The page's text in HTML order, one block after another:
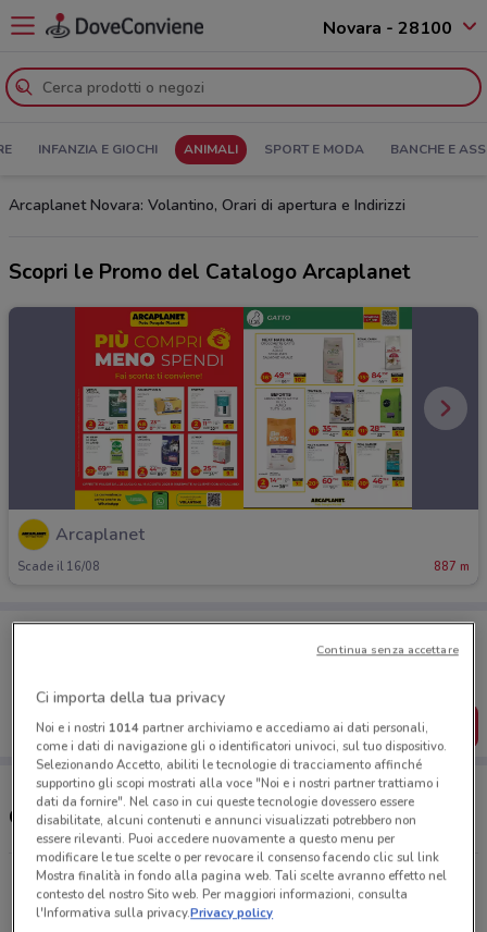
Novara - 28100
INFANZIA E GIOCHI ANIMALI SPORT E MODA BANCHE E
Arcaplanet Novara: Volantino, Orari di apertura e Indirizzi
Scopri le Promo del Catalogo Arcaplanet
Arcaplanet
Scade il 16/08 887 m
Porta DoveConviene sempre con te!
Puoi trovare le migliori offerte dei negozi vicino a te,
SCARICA L’APP
Orari e Negozi Arcaplanet
Via Gnifetti, 64 Novara
886 m
APERTO
Ci importa della tua privacy
Noi e i nostri 1014partner archiviamo e accediamo ai dati personali,
come i dati di navigazione gli o identificatori univoci, sul tuo dispositivo.
Selezionando Accetto, abiliti le tecnologie di tracciamento affinché
supportino gli scopi mostrati alla voce "Noi e i nostri partner trattiamo i
dati da fornire". Nel caso in cui queste tecnologie dovessero essere
disabilitate, alcuni contenuti e annunci visualizzati potrebbero non
essere rilevanti. Puoi accedere nuovamente a questo menu per
modificare le tue scelte o per revocare il consenso facendo clic sul link
Mostra finalità in fondo alla pagina web. Tali scelte avranno effetto nel
contesto del nostro Sito web. Per maggiori informazioni, consulta
l'Informativa sulla privacy.Privacy policy
Continua senza accettare